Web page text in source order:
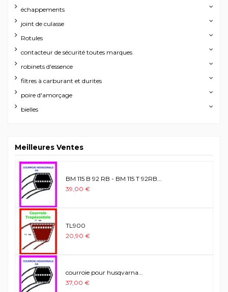
échappements
joint de culasse
Rotules
contacteur de sécurité toutes marques
robinets d'essence
filtres à carburant et durites
poire d'amorçage
bielles
Meilleures Ventes
BM 115 B 92 RB - BM 115 T 92RB...
39,00 €
TL900
20,90 €
courroie pour husqvarna...
37,00 €